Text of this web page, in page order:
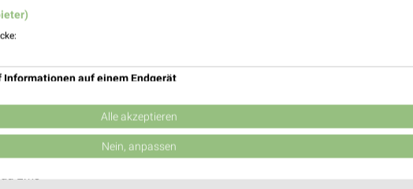
Bad Ems
Ems
- 20:00 Uhr | Geöffnet
86
Ems
auf einem Endgerät
Auswahl von Werbeanzeigen
Werbung
Alle akzeptieren
Nein, anpassen